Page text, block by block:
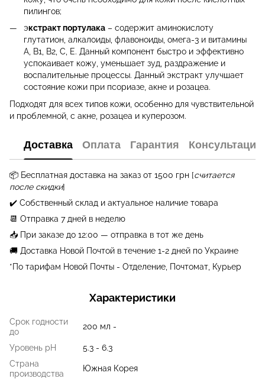
пилингов;
экстракт портулака – содержит аминокислоту
глутатион, алкалоиды, флавоноиды, омега-3 и витамины
А, В1, В2, С, Е. Данный компонент быстро и эффективно
успокаивает кожу, уменьшает зуд, раздражение и
воспалительные процессы. Данный экстракт улучшает
состояние кожи при псориазе, акне и розацеа.
Подходят для всех типов кожи, особенно для чувствительной
и проблемной, с акне, розацеа и куперозом.
Доставка Оплата Гарантия Консультация
📦 Бесплатная доставка на заказ от 1500 грн [считается
после скидки]
✔️ Собственный склад и актуальное наличие товара
📆 Отправка 7 дней в неделю
📥 При заказе до 12:00 — отправка в тот же день
🚚 Доставка Новой Почтой в течение 1-2 дней по Украине
*По тарифам Новой Почты - Отделение, Почтомат, Курьер
Характеристики
Срок годности
до
200 мл -
Уровень pH
5.3 - 6.3
Страна
производства
Южная Корея